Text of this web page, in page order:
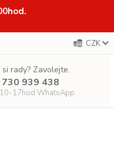
CZK
rady? Zavolejte.
939 438
17hod WhatsApp